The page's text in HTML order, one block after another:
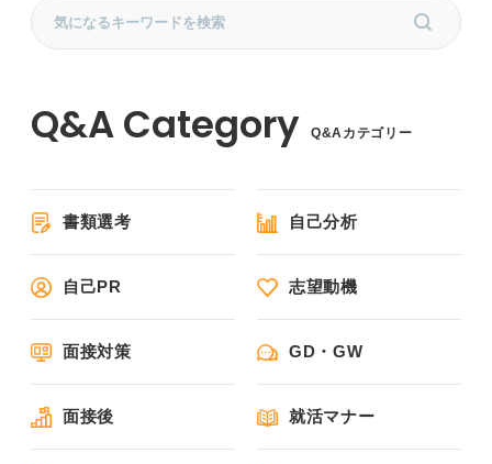
Q&Aカテゴリー
書類選考 自己分析
自己PR 志望動機
面接対策 GD・GW
面接後 就活マナー